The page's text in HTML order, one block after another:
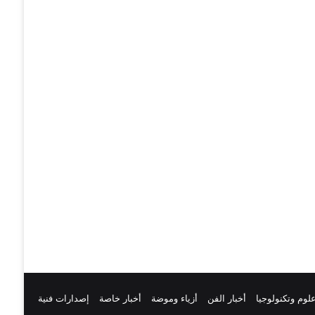
علوم وتكنولوجيا أخبار الفن أزياء وموضة أخبار خاصة إصدارات فنية